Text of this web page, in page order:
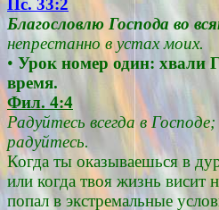
Пс. 33:2
Благословлю Господа во
непрестанно в устах моих.
• Урок номер один: хвали
время.
Фил. 4:4
Радуйтесь всегда в
радуйтесь.
Когда ты оказываешься в
или когда твоя жизнь висит
попал в экстремальные